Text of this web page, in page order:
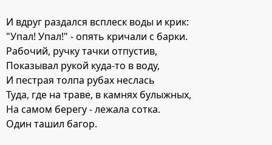
И вдруг раздался всплеск воды и крик:
"Упал! Упал!" - опять кричали с барки.
Рабочий, ручку тачки отпустив,
Показывал рукой куда-то в воду,
И пестрая толпа рубах неслась
Туда, где на траве, в камнях булыжных,
На самом берегу - лежала сотка.
Один ташил багор.